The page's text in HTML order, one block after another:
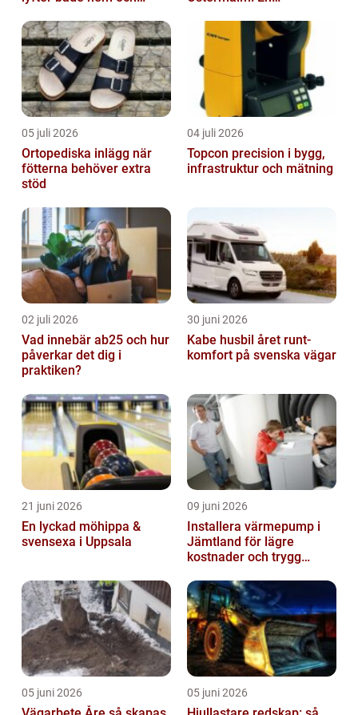
i solen
05 juli 2026
Ortopediska inlägg när
fötterna behöver extra
stöd
04 juli 2026
Topcon precision i bygg,
infrastruktur och mätning
02 juli 2026
Vad innebär ab25 och hur
påverkar det dig i
praktiken?
30 juni 2026
Kabe husbil året runt-
komfort på svenska vägar
21 juni 2026
En lyckad möhippa &
svensexa i Uppsala
09 juni 2026
Installera värmepump i
Jämtland för lägre
kostnader och trygg
05 juni 2026 05 juni 2026